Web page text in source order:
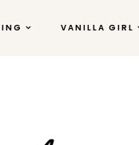
VANILLA GIRL